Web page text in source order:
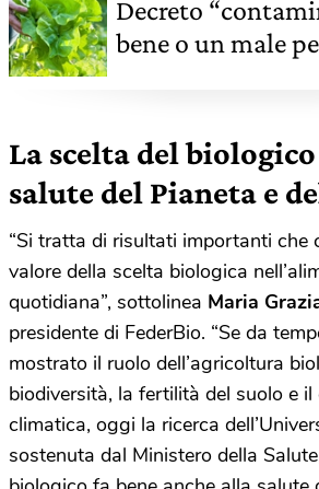
Decreto
bene o un male
La scelta del
salute del Pianeta e
“Si tratta di risultati importanti che
valore della scelta biologica
quotidiana”, sottolinea Maria
presidente di FederBio. “Se da
mostrato il ruolo dell’agricoltura
biodiversità, la fertilità del suolo e
climatica, oggi la ricerca
sostenuta dal Ministero della